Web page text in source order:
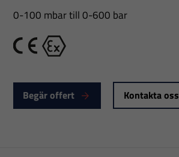
0-100 mbar till 0-600 bar
CE Ex
Begär offert Kontakta oss